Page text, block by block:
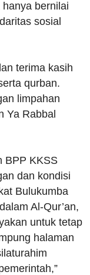
bernilai
sosial
terima kasih
qurban.
limpahan
Ya Rabbal
BPP KKSS
dan kondisi
Bulukumba
Al-Qur’an,
untuk tetap
halaman